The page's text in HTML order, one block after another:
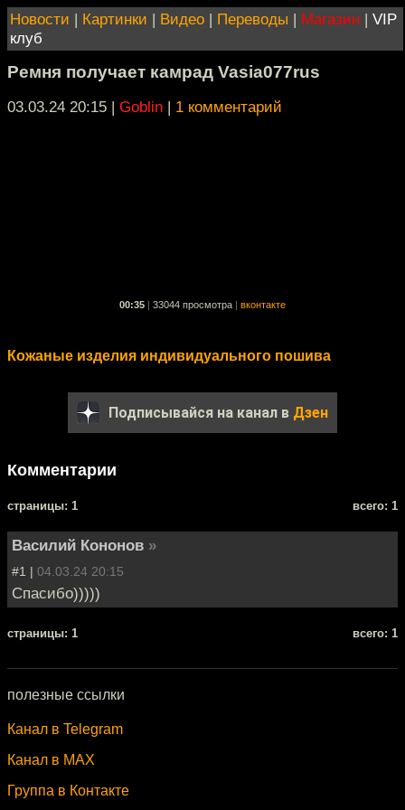
Новости | Картинки | Видео | Переводы | Магазин | VIP
клуб
Ремня получает камрад Vasia077rus
03.03.24 20:15 | Goblin | 1 комментарий
00:35 33044 просмотра вконтакте
Кожаные изделия индивидуального пошива
Подписывайся на канал в Дзен
Комментарии
cтраницы: 1 всего: 1
Василий Кононов »
#1 | 04.03.24 20:15
Спасибо)))))
cтраницы: 1 всего: 1
полезные ссылки
Канал в Telegram
Канал в MAX
Группа в Контакте